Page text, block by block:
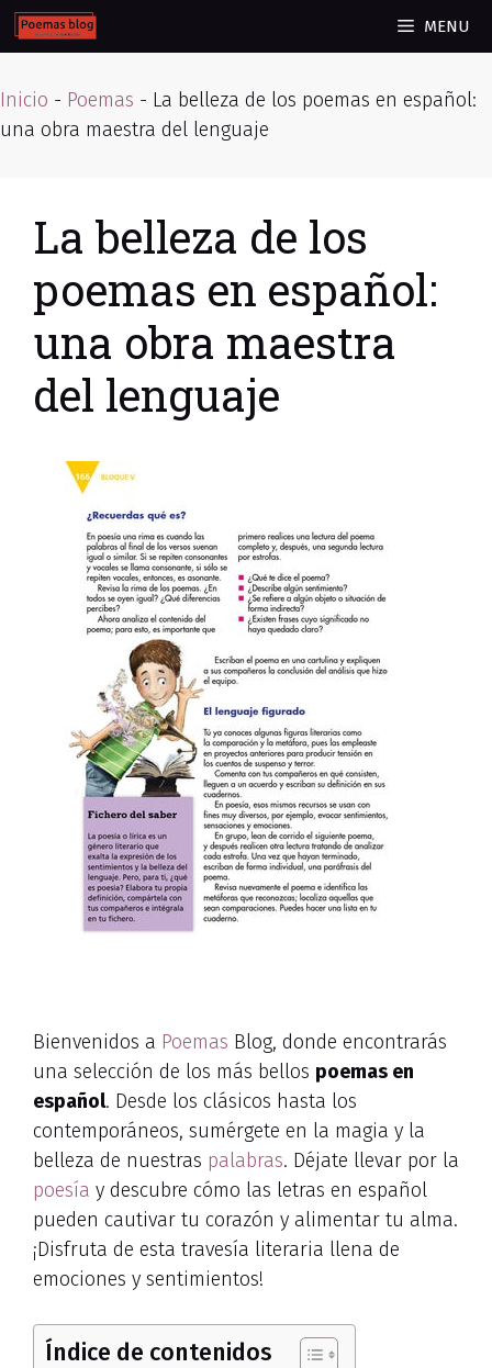
Skip
to
MENU
Inicio - Poemas - La belleza de los poemas en español:
una obra maestra del lenguaje
La belleza de los
poemas en español:
una obra maestra
del lenguaje
Bienvenidos a Poemas Blog, donde encontrarás
una selección de los más bellos poemas en
español. Desde los clásicos hasta los
contemporáneos, sumérgete en la magia y la
belleza de nuestras palabras. Déjate llevar por la
poesía y descubre cómo las letras en español
pueden cautivar tu corazón y alimentar tu alma.
¡Disfruta de esta travesía literaria llena de
emociones y sentimientos!
Índice de contenidos